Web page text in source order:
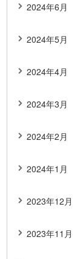
2024年6月
2024年5月
2024年4月
2024年3月
2024年2月
2024年1月
2023年12月
2023年11月